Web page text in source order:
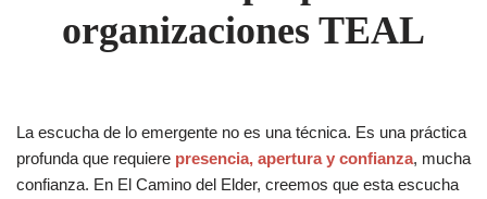
organizaciones TEAL
La escucha de lo emergente no es una técnica. Es una práctica
profunda que requiere presencia, apertura y confianza, mucha
confianza. En El Camino del Elder, creemos que esta escucha